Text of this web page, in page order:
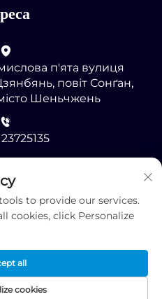
п'ята вулиця
повіт Сонґан,
Шеньчжень
Shenzhen RMG
Політика конфіденційності
to provide our services.
cookies, click Personalize
cookies
all